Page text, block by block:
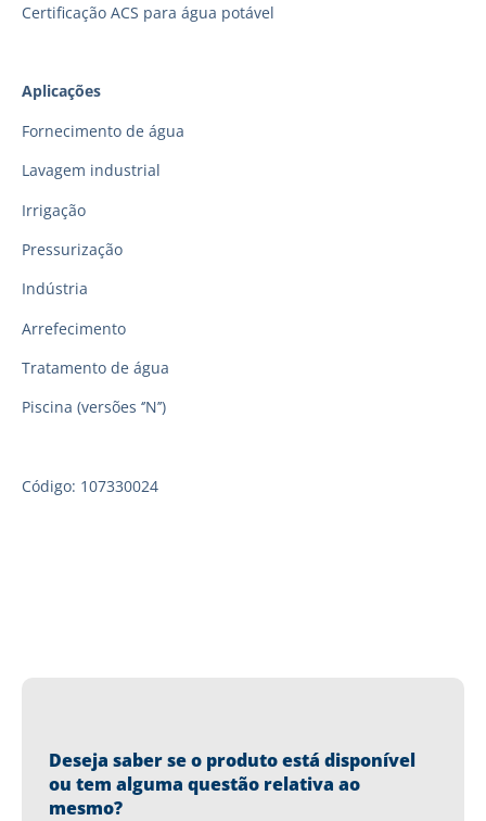
Certificação ACS para água potável
Aplicações
Fornecimento de água
Lavagem industrial
Irrigação
Pressurização
Indústria
Arrefecimento
Tratamento de água
Piscina (versões ‘’N’’)
Código: 107330024
Deseja saber se o produto está disponível
ou tem alguma questão relativa ao
mesmo?